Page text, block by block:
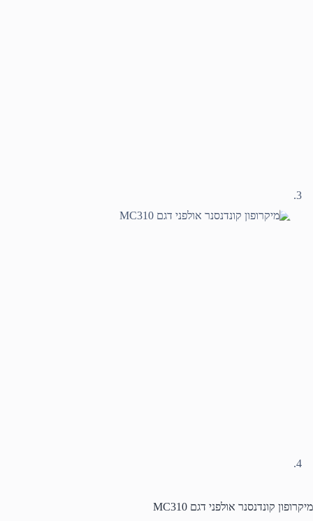
מיקרופון קונדנסנר אולפני דגם MC310